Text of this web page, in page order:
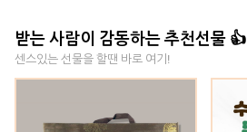
받는 사람이 감동하는 추천선물 👍
센스있는 선물을 할땐 바로 여기!